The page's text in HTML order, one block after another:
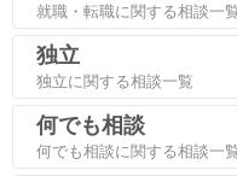
就職・転職に関する相談一
独立
独立に関する相談一覧
何でも相談
何でも相談に関する相談一